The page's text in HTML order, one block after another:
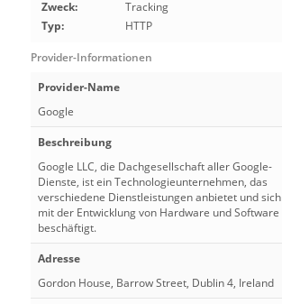
Zweck:
Tracking
Typ:
HTTP
Provider-Informationen
Provider-Name
Google
Beschreibung
Google LLC, die Dachgesellschaft aller Google-
Dienste, ist ein Technologieunternehmen, das
verschiedene Dienstleistungen anbietet und sich
mit der Entwicklung von Hardware und Software
beschäftigt.
Adresse
Gordon House, Barrow Street, Dublin 4, Ireland